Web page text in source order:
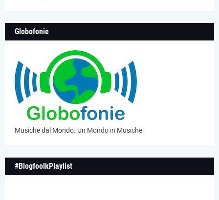
Globofonie
Musiche dal Mondo. Un Mondo in Musiche
#BlogfoolkPlaylist